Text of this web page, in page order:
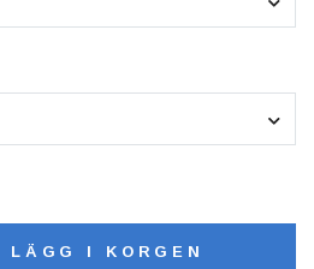
LÄGG I KORGEN